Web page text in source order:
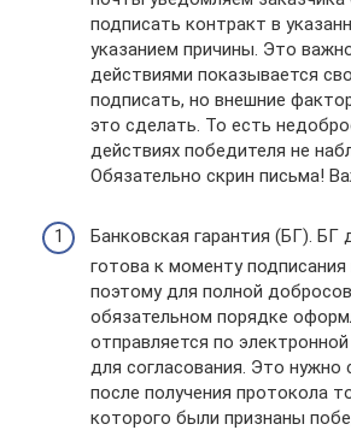
подписать контракт в
указанием причины. Это
действиями показывается
подписать, но внешние
это сделать. То есть
действиях победителя не
Обязательно скрин письма!
Банковская гарантия (БГ).
готова к моменту подписания
поэтому для полной
обязательном порядке
отправляется по
для согласования. Это нужно
после получения протокола
которого были признаны